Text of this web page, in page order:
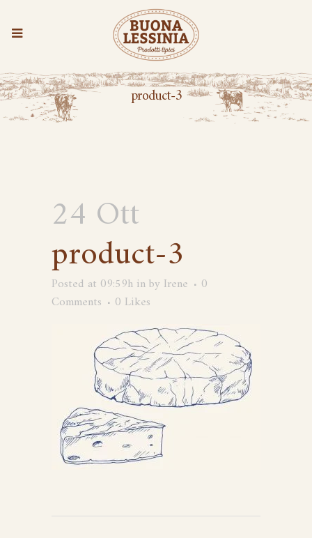
product-3
24 Ott
product-3
Posted at 09:59h inby Irene
0
Comments
0 Likes